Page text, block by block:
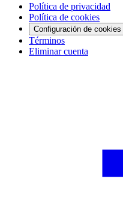
Política de privacidad
Política de cookies
Configuración de cookies
Términos
Eliminar cuenta